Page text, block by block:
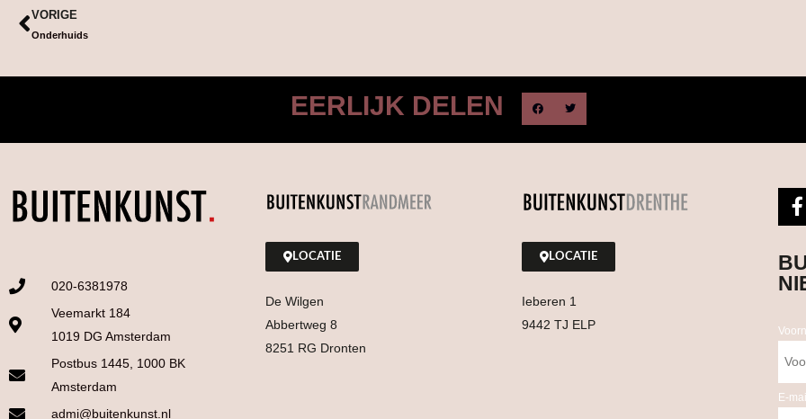
VORIGE
Onderhuids
EERLIJK DELEN
020-6381978
Veemarkt 184
1019 DG Amsterdam
Postbus 1445, 1000 BK
Amsterdam
admi@buitenkunst.nl
LOCATIE
De Wilgen
Abbertweg 8
8251 RG Dronten
LOCATIE
Ieberen 1
9442 TJ ELP
E-